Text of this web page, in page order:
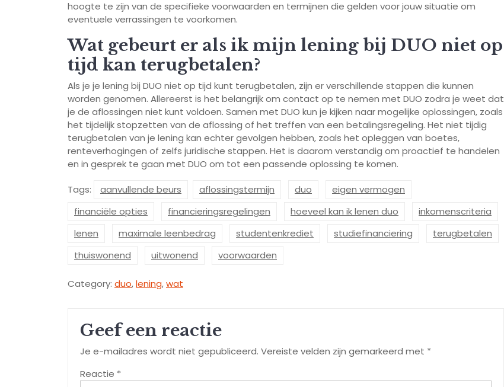
hoogte te zijn van de specifieke voorwaarden en termijnen die gelden voor jouw situatie om
eventuele verrassingen te voorkomen.
Wat gebeurt er als ik mijn lening bij DUO niet op
tijd kan terugbetalen?
Als je je lening bij DUO niet op tijd kunt terugbetalen, zijn er verschillende stappen die kunnen
worden genomen. Allereerst is het belangrijk om contact op te nemen met DUO zodra je weet dat
je de aflossingen niet kunt voldoen. Samen met DUO kun je kijken naar mogelijke oplossingen, zoals
het tijdelijk stopzetten van de aflossing of het treffen van een betalingsregeling. Het niet tijdig
terugbetalen van je lening kan echter gevolgen hebben, zoals het opleggen van boetes,
renteverhogingen of zelfs juridische stappen. Het is daarom verstandig om proactief te handelen
en in gesprek te gaan met DUO om tot een passende oplossing te komen.
Tags: aanvullende beurs aflossingstermijn duo
eigen vermogen
financiële opties
financieringsregelingen hoeveel kan ik lenen duo
inkomenscriteria
lenen
maximale leenbedrag studentenkrediet studiefinanciering
terugbetalen
thuiswonend
uitwonend voorwaarden
Category: duo,lening,wat
Geef een reactie
Je e-mailadres wordt niet gepubliceerd. Vereiste velden zijn gemarkeerd met *
Reactie *